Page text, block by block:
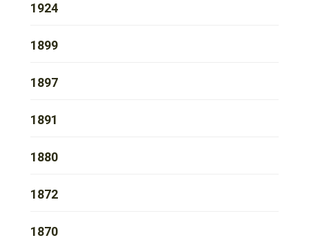
1924
1899
1897
1891
1880
1872
1870